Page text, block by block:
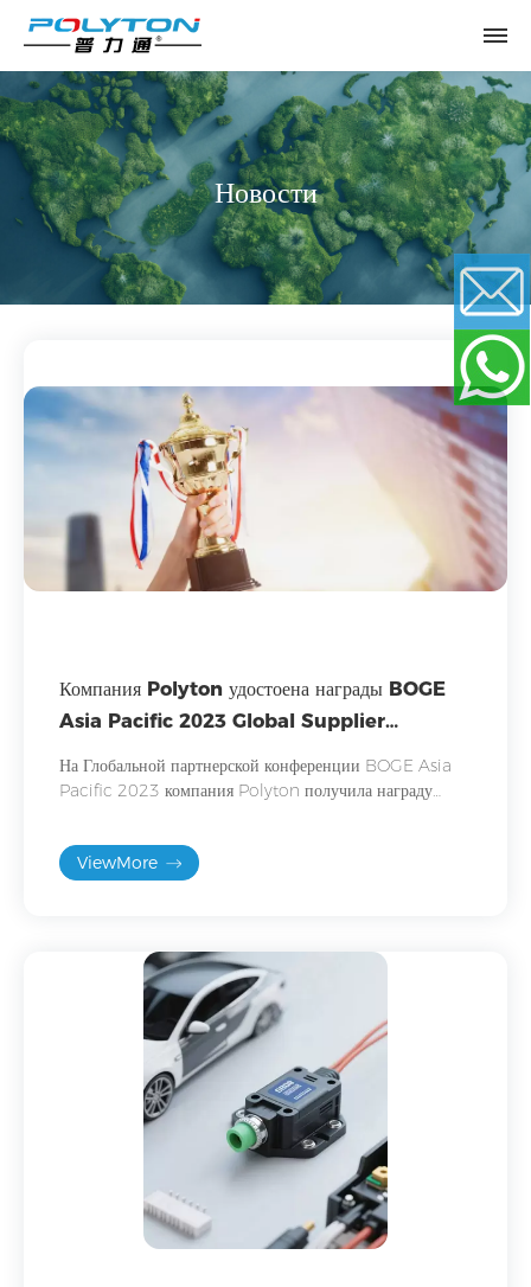
Новости
Компания Polyton удостоена награды BOGE
Asia Pacific 2023 Global Supplier
На Глобальной партнерской конференции BOGE Asia
Pacific 2023 компания Polyton получила награду
большие достижения».
ViewMore
Email
WhatsApp